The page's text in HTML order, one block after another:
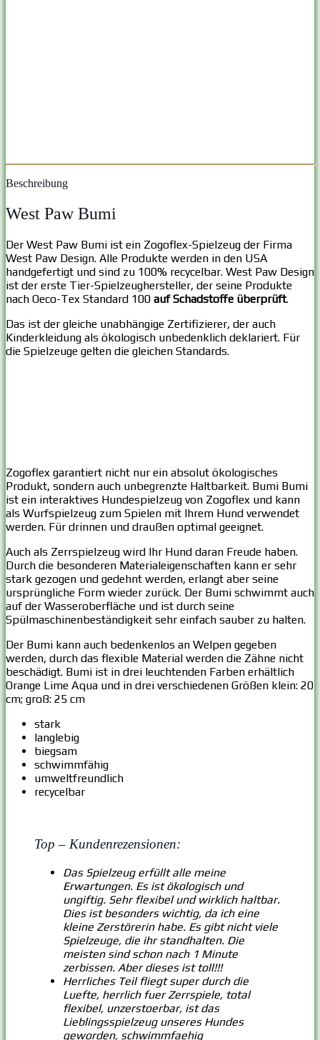
Beschreibung
West Paw Bumi
Der West Paw Bumi ist ein Zogoflex-Spielzeug der Firma
West Paw Design. Alle Produkte werden in den USA
handgefertigt und sind zu 100% recycelbar. West Paw Design
ist der erste Tier-Spielzeughersteller, der seine Produkte
nach Oeco-Tex Standard 100 auf Schadstoffe überprüft.
Das ist der gleiche unabhängige Zertifizierer, der auch
Kinderkleidung als ökologisch unbedenklich deklariert. Für
die Spielzeuge gelten die gleichen Standards.
Zogoflex garantiert nicht nur ein absolut ökologisches
Produkt, sondern auch unbegrenzte Haltbarkeit. Bumi Bumi
ist ein interaktives Hundespielzeug von Zogoflex und kann
als Wurfspielzeug zum Spielen mit Ihrem Hund verwendet
werden. Für drinnen und draußen optimal geeignet.
Auch als Zerrspielzeug wird Ihr Hund daran Freude haben.
Durch die besonderen Materialeigenschaften kann er sehr
stark gezogen und gedehnt werden, erlangt aber seine
ursprüngliche Form wieder zurück. Der Bumi schwimmt auch
auf der Wasseroberfläche und ist durch seine
Spülmaschinenbeständigkeit sehr einfach sauber zu halten.
Der Bumi kann auch bedenkenlos an Welpen gegeben
werden, durch das flexible Material werden die Zähne nicht
beschädigt. Bumi ist in drei leuchtenden Farben erhältlich
Orange Lime Aqua und in drei verschiedenen Größen klein: 20
cm; groß: 25 cm
stark
langlebig
biegsam
schwimmfähig
umweltfreundlich
recycelbar
Top – Kundenrezensionen:
Das Spielzeug erfüllt alle meine
Erwartungen. Es ist ökologisch und
ungiftig. Sehr flexibel und wirklich haltbar.
Dies ist besonders wichtig, da ich eine
kleine Zerstörerin habe. Es gibt nicht viele
Spielzeuge, die ihr standhalten. Die
meisten sind schon nach 1 Minute
zerbissen. Aber dieses ist toll!!!
Herrliches Teil fliegt super durch die
Luefte, herrlich fuer Zerrspiele, total
flexibel, unzerstoerbar, ist das
Lieblingsspielzeug unseres Hundes
geworden, schwimmfaehig